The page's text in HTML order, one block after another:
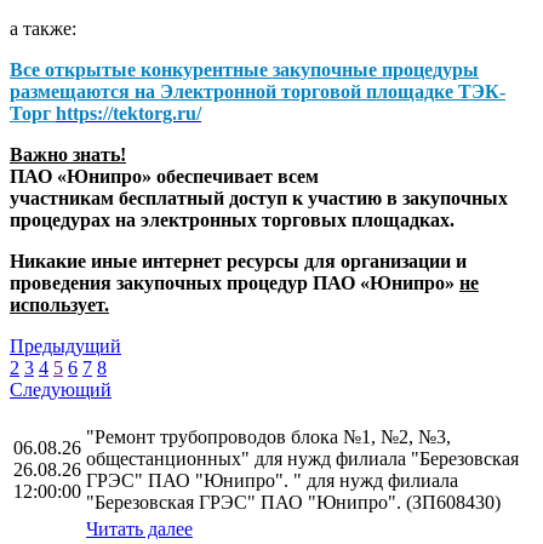
а также:
Все открытые конкурентные закупочные процедуры
размещаются на Электронной торговой площадке ТЭК-
Торг https://tektorg.ru/
Важно знать!
ПАО «Юнипро» обеспечивает всем
участникам бесплатный доступ к участию в закупочных
процедурах на электронных торговых площадках.
Никакие иные интернет ресурсы для организации и
проведения закупочных процедур ПАО «Юнипро» не
использует.
Предыдущий
2 3 4 5 6 7 8
Следующий
06.08.26
26.08.26
12:00:00
"Ремонт трубопроводов блока №1, №2, №3,
общестанционных" для нужд филиала "Березовская
ГРЭС" ПАО "Юнипро". " для нужд филиала
"Березовская ГРЭС" ПАО "Юнипро". (ЗП608430)
Читать далее